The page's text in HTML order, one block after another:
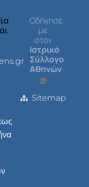
Οδήγησέ
με
στον
Ιατρικό
Σύλλογο
Αθηνών
Sitemap